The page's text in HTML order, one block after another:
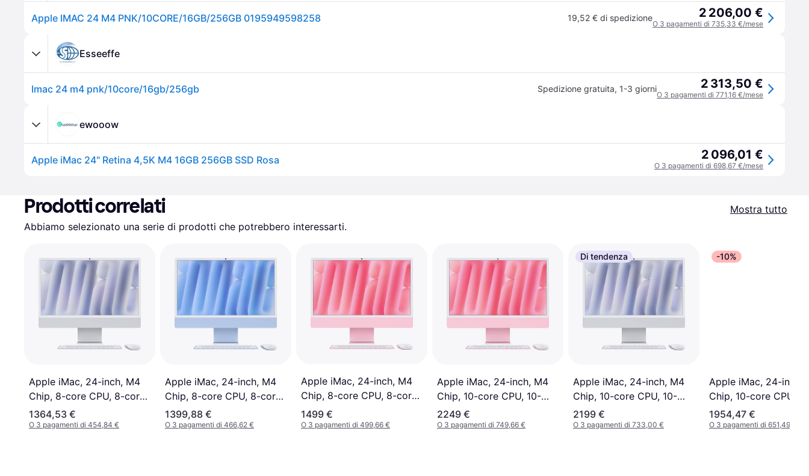
Apple IMAC 24 M4 PNK/10CORE/16GB/256GB 0195949598258 19,52 € di spedizione 2 206,00 €
O 3 pagamenti di 735,33 €/mese
Esseeffe
Imac 24 m4 pnk/10core/16gb/256gb Spedizione gratuita, 1-3 giorni 2 313,50 €
O 3 pagamenti di 771,16 €/mese
ewooow
Apple iMac 24" Retina 4,5K M4 16GB 256GB SSD Rosa 2 096,01 €
O 3 pagamenti di 698,67 €/mese
Prodotti correlati
Mostra tutto
Abbiamo selezionato una serie di prodotti che potrebbero interessarti.
Apple iMac, 24-inch, M4
Chip, 8-core CPU, 8-core
GPU, 16GB Unified
Memory, 256GB SSD
1364,53 €
O 3 pagamenti di 454,84 €
Apple iMac, 24-inch, M4
Chip, 8-core CPU, 8-core
GPU, 16GB Unified
Memory, 256GB SSD
1399,88 €
O 3 pagamenti di 466,62 €
Apple iMac, 24-inch, M4
Chip, 8-core CPU, 8-core
GPU, 16GB Unified
Memory, 256GB SSD
1499 €
O 3 pagamenti di 499,66 €
Apple iMac, 24-inch, M4
Chip, 10-core CPU, 10-
core GPU, 16GB Unified
Memory, 512GB SSD
2249 €
O 3 pagamenti di 749,66 €
Di tendenza
Apple iMac, 24-inch, M4
Chip, 10-core CPU, 10-
core GPU, 16GB Unified
Memory, 512GB SSD
2199 €
O 3 pagamenti di 733,00 €
-10%
Apple iMac, 24-inch,
Chip, 10-core CPU,
core GPU, 16GB
Memory, 512GB SSD
1954,47 €
O 3 pagamenti di 651,49 €